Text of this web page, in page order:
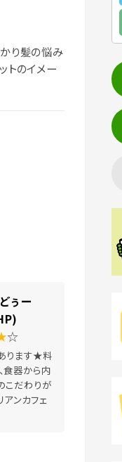
り髪の悩み
トのイメー
ぅー
☆
ります★料
食器から内
こだわりが
アンカフェ